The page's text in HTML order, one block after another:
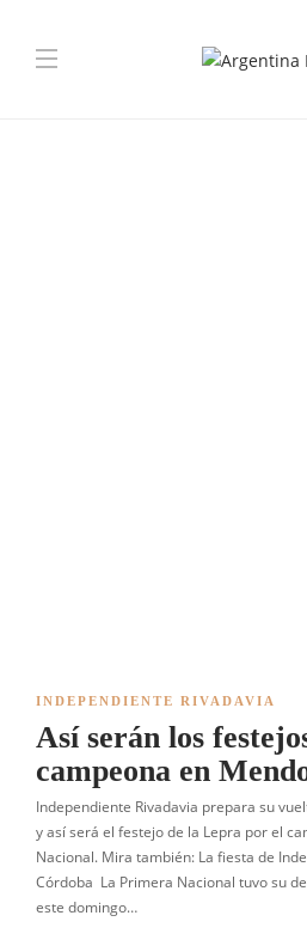
INDEPENDIENTE RIVADAVIA
Así serán los
campeona en
Independiente Rivadavia prepara su
y así será el festejo de la Lepra por el
Nacional. Mira también: La fiesta de
Córdoba La Primera Nacional tuvo su
este domingo…